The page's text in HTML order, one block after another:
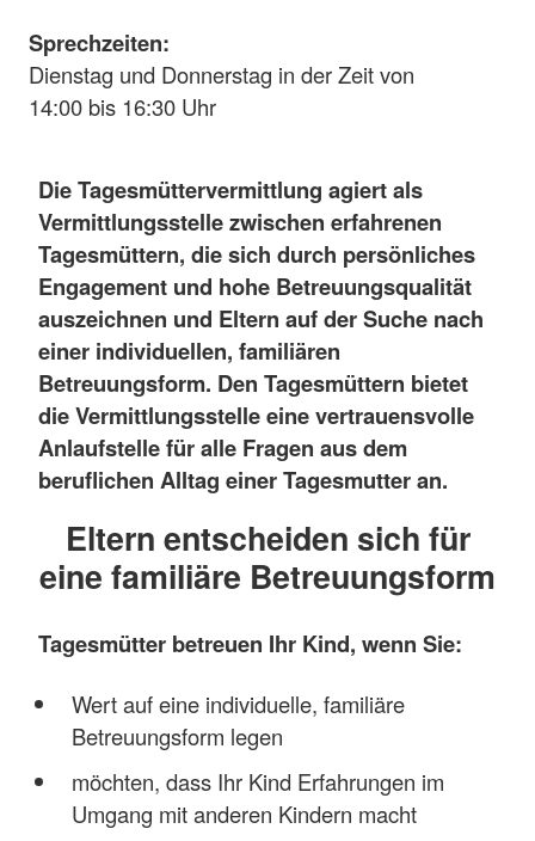
Sprechzeiten:
Dienstag und Donnerstag in der Zeit von
14:00 bis 16:30 Uhr
Die Tagesmüttervermittlung agiert als
Vermittlungsstelle zwischen erfahrenen
Tagesmüttern, die sich durch persönliches
Engagement und hohe Betreuungsqualität
auszeichnen und Eltern auf der Suche nach
einer individuellen, familiären
Betreuungsform. Den Tagesmüttern bietet
die Vermittlungsstelle eine vertrauensvolle
Anlaufstelle für alle Fragen aus dem
beruflichen Alltag einer Tagesmutter an.
Eltern entscheiden sich für
eine familiäre Betreuungsform
Tagesmütter betreuen Ihr Kind, wenn Sie:
Wert auf eine individuelle, familiäre
Betreuungsform legen
möchten, dass Ihr Kind Erfahrungen im
Umgang mit anderen Kindern macht